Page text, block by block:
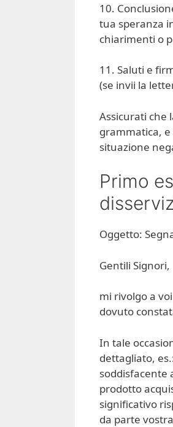
10.
tua speranza
chiarimenti o
11. Saluti e
(se invii la
Assicurati che
grammatica,
situazione
Primo
Oggetto:
Gentili Signori,
mi rivolgo a
dovuto
In tale
dettagliato,
soddisfacente
prodotto
significativo
da parte